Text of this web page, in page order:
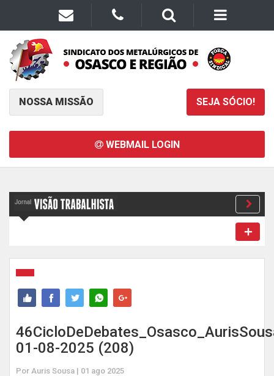
NOSSA MISSÃO SEJA SÓCIO!
WEBMAIL LOGIN
01-08-2025 (208)
Por Auris Sousa | 01 ago 2025